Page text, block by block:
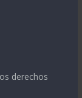
derechos